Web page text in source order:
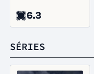
6.3
SÉRIES